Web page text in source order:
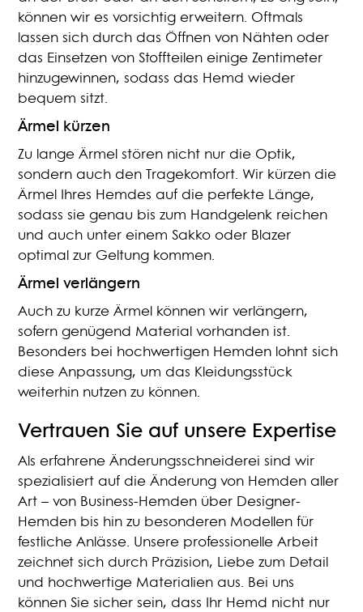
können wir es vorsichtig erweitern. Oftmals
lassen sich durch das Öffnen von Nähten oder
das Einsetzen von Stoffteilen einige Zentimeter
hinzugewinnen, sodass das Hemd wieder
bequem sitzt.
Ärmel kürzen
Zu lange Ärmel stören nicht nur die Optik,
sondern auch den Tragekomfort. Wir kürzen die
Ärmel Ihres Hemdes auf die perfekte Länge,
sodass sie genau bis zum Handgelenk reichen
und auch unter einem Sakko oder Blazer
optimal zur Geltung kommen.
Ärmel verlängern
Auch zu kurze Ärmel können wir verlängern,
sofern genügend Material vorhanden ist.
Besonders bei hochwertigen Hemden lohnt sich
diese Anpassung, um das Kleidungsstück
weiterhin nutzen zu können.
Vertrauen Sie auf unsere Expertise
Als erfahrene Änderungsschneiderei sind wir
spezialisiert auf die Änderung von Hemden aller
Art – von Business-Hemden über Designer-
Hemden bis hin zu besonderen Modellen für
festliche Anlässe. Unsere professionelle Arbeit
zeichnet sich durch Präzision, Liebe zum Detail
und hochwertige Materialien aus. Bei uns
können Sie sicher sein, dass Ihr Hemd nicht nur